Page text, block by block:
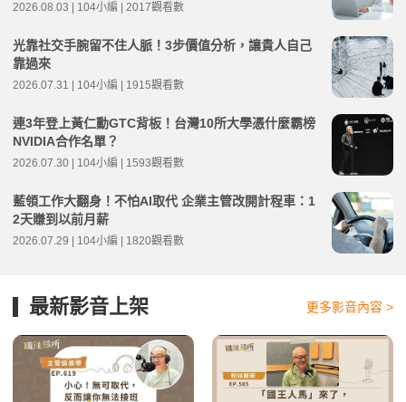
2026.08.03 | 104小編 | 2017觀看數
光靠社交手腕留不住人脈！3步價值分析，讓貴人自己
靠過來
2026.07.31 | 104小編 | 1915觀看數
連3年登上黃仁勳GTC背板！台灣10所大學憑什麼霸榜
NVIDIA合作名單？
2026.07.30 | 104小編 | 1593觀看數
藍領工作大翻身！不怕AI取代 企業主管改開計程車：1
2天賺到以前月薪
2026.07.29 | 104小編 | 1820觀看數
最新影音上架 更多影音內容 >